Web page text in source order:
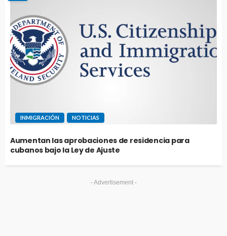
INMIGRACIÓN NOTICIAS
Aumentan las aprobaciones de residencia para
cubanos bajo la Ley de Ajuste
- Advertisement -